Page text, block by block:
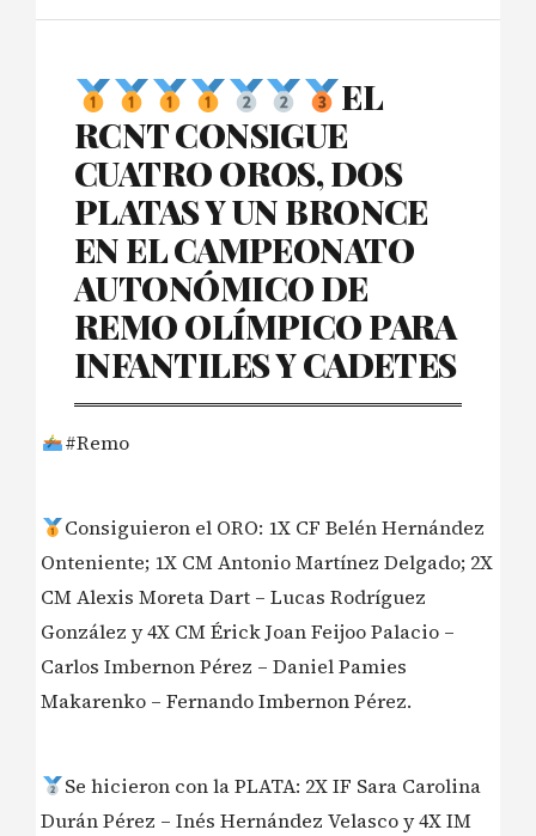
EL
RCNT CONSIGUE
CUATRO OROS, DOS
PLATAS Y UN BRONCE
EN EL CAMPEONATO
AUTONÓMICO DE
REMO OLÍMPICO PARA
INFANTILES Y CADETES
#Remo
Consiguieron el ORO: 1X CF Belén Hernández
Onteniente; 1X CM Antonio Martínez Delgado; 2X
CM Alexis Moreta Dart – Lucas Rodríguez
González y 4X CM Érick Joan Feijoo Palacio –
Carlos Imbernon Pérez – Daniel Pamies
Makarenko – Fernando Imbernon Pérez.
Se hicieron con la PLATA: 2X IF Sara Carolina
Durán Pérez – Inés Hernández Velasco y 4X IM